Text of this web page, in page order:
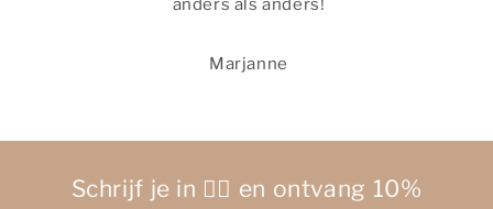
Marjanne
Schrijf je in 👉🏻 en ontvang 10%